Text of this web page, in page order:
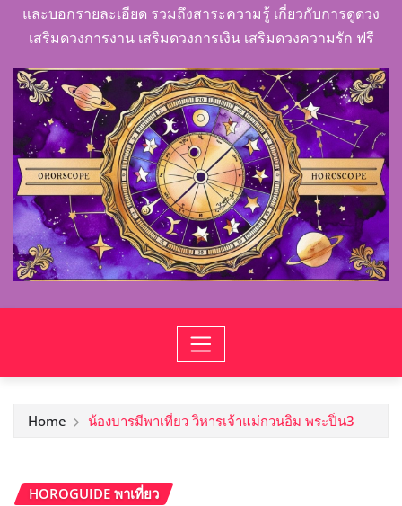
และบอกรายละเอียด รวมถึงสาระความรู้ เกี่ยวกับการดูดวง
เสริมดวงการงาน เสริมดวงการเงิน เสริมดวงความรัก ฟรี
Home น้องบารมีพาเที่ยว วิหารเจ้าแม่กวนอิม พระปิ่น3
HOROGUIDE พาเที่ยว